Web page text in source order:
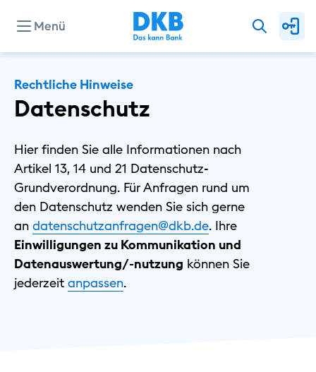
Menü
Rechtliche Hinweise
Datenschutz
Hier finden Sie alle Informationen nach
Artikel 13, 14 und 21 Datenschutz-
Grundverordnung. Für Anfragen rund um
den Datenschutz wenden Sie sich gerne
an datenschutzanfragen@dkb.de. Ihre
Einwilligungen zu Kommunikation und
Datenauswertung/-nutzung können Sie
⁠jederzeit ⁠anpassen.